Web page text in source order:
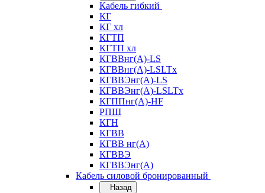
Кабель гибкий
КГ
КГ хл
КГТП
КГТП хл
КГВВнг(А)-LS
КГВВнг(А)-LSLTx
КГВВЭнг(А)-LS
КГВВЭнг(А)-LSLTx
КГППнг(А)-HF
РПШ
КГН
КГВВ
КГВВ нг(А)
КГВВЭ
КГВВЭнг(А)
Кабель силовой бронированный
Назад